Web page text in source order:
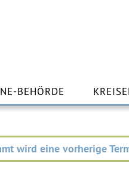
BEHÖRDE
wird eine vorherige